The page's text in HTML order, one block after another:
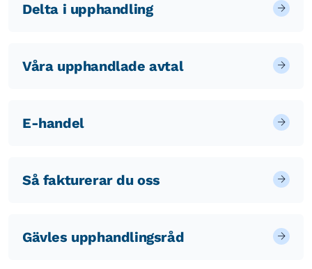
Delta i upphandling
Våra upphandlade avtal
E-handel
Så fakturerar du oss
Gävles upphandlingsråd